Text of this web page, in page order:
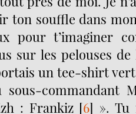
ton souffle dans mon
pour t’imaginer
sur les pelouses
un tee-shirt vert
commandant
: Frankiz[6] ». Tu